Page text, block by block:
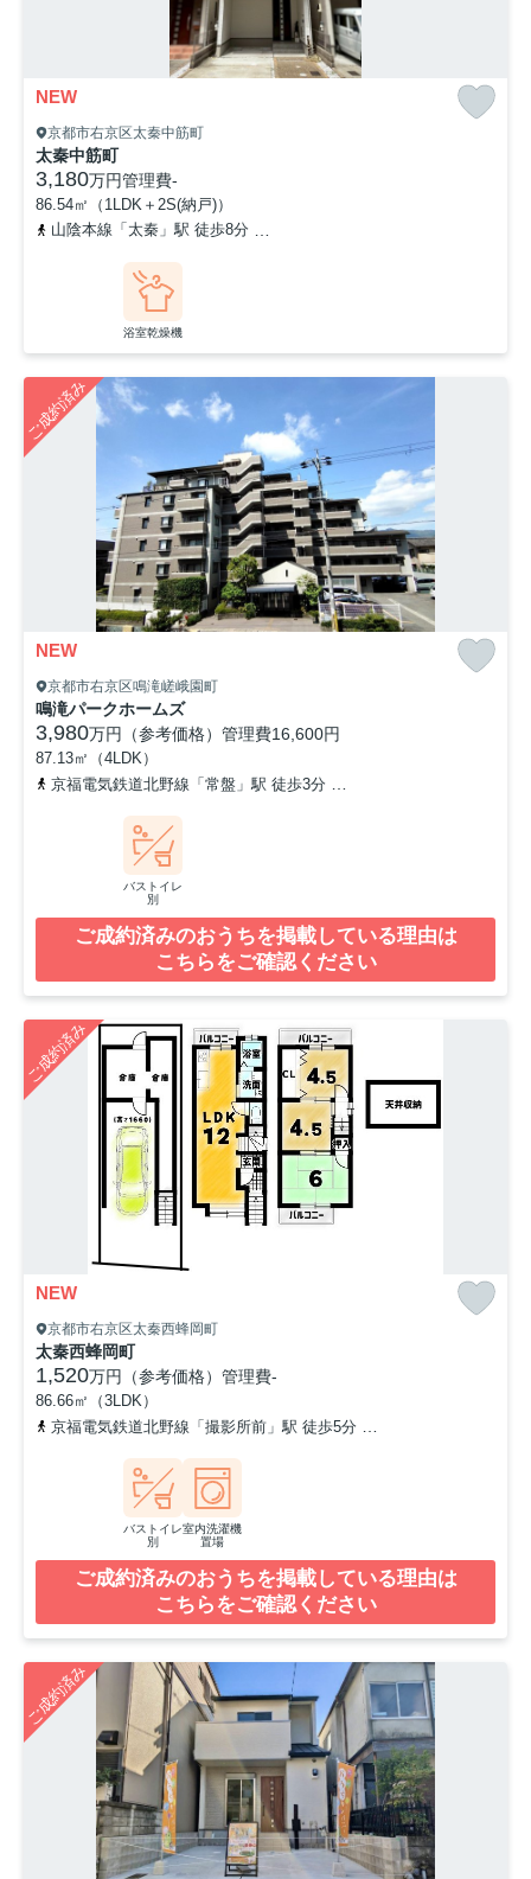
NEW
京都市右京区太秦中筋町
太秦中筋町
3,180万円管理費-
86.54㎡（1LDK＋2S(納戸)）
山陰本線「太秦」駅 徒歩8分
浴室乾燥機
ご成約済み
NEW
京都市右京区鳴滝嵯峨園町
鳴滝パークホームズ
3,980万円（参考価格） 管理費16,600円
87.13㎡（4LDK）
京福電気鉄道北野線「常盤」駅 徒歩3分
バストイレ
別
ご成約済みのおうちを掲載している理由は
こちらをご確認ください
ご成約済み
NEW
京都市右京区太秦西蜂岡町
太秦西蜂岡町
1,520万円（参考価格） 管理費-
86.66㎡（3LDK）
京福電気鉄道北野線「撮影所前」駅 徒歩5分
バストイレ
別
室内洗濯機
置場
ご成約済みのおうちを掲載している理由は
こちらをご確認ください
ご成約済み